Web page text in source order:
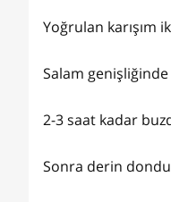
Yoğrulan karışım
Salam
2-3 saat kadar
Sonra derin